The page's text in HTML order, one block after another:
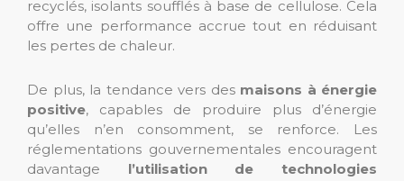
recyclés, isolants soufflés à base de cellulose. Cela
offre une performance accrue tout en réduisant
les pertes de chaleur.
De plus, la tendance vers des maisons à énergie
positive, capables de produire plus d’énergie
qu’elles n’en consomment, se renforce. Les
réglementations gouvernementales encouragent
davantage l’utilisation de technologies